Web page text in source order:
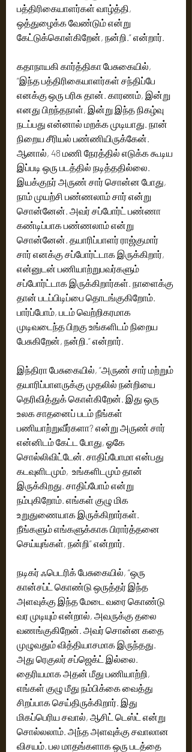
பத்திரிகையாளர்கள் வாழ்த்தி,
ஒத்துழைக்க வேண்டும் என்று
கேட்டுக்கொள்கிறேன், நன்றி.” என்றார்.
கதாநாயகி கார்த்திகா பேசுகையில்,
“இந்த பத்திரிகையாளர்கள் சந்திப்பே
எனக்கு ஒரு பரிசு தான். காரணம், இன்று
எனது பிறந்தநாள், இன்று இந்த நிகழ்வு
நடப்பது என்னால் மறக்க முடியாது. நான்
நிறைய சீரியல் பண்ணியிருக்கேன்.
ஆனால், 48 மணி நேரத்தில் எடுக்க கூடிய
இப்படி ஒரு படத்தில் நடித்ததில்லை.
இயக்குநர் அருண் சார் சொன்ன போது,
நாம் முயற்சி பண்ணலாம் சார் என்று
சொன்னேன். அவர் சப்போர்ட் பண்ணா
கண்டிப்பாக பண்ணலாம் என்று
சொன்னேன். தயாரிப்பாளர் ராஜ்குமார்
சார் எனக்கு சப்போர்ட்டாக இருக்கிறார்,
என்னுடன் பணியாற்றுபவர்களும்
சப்போர்ட்டாக இருக்கிறார்கள். நாளைக்கு
தான் படப்பிடிப்பை தொடங்குகிறோம்.
பார்ப்போம், படம் வெற்றிகரமாக
முடிவடைந்த பிறகு உங்களிடம் நிறைய
பேசுகிறேன், நன்றி.” என்றார்.
இந்திரா பேசுகையில், “அருண் சார் மற்றும்
தயாரிப்பாளருக்கு முதலில் நன்றியை
தெரிவித்துக் கொள்கிறேன். இது ஒரு
உலக சாதனைப் படம் நீங்கள்
பணியாற்றுவீர்களா? என்று அருண் சார்
என்னிடம் கேட்ட போது, ஓகே
சொல்லிவிட்டேன். சாதிப்போமா என்பது
கடவுளிடமும்,  உங்களிடமும் தான்
இருக்கிறது. சாதிப்போம் என்று
நம்புகிறோம். எங்கள் குழு மிக
உறுதுணையாக இருக்கிறார்கள்.
நீங்களும் எங்களுக்காக பிரார்த்தனை
செய்யுங்கள், நன்றி” என்றார்.
நடிகர் ஃபெடரிக் பேசுகையில், “ஒரு
கான்சப்ட் கொண்டு ஒருத்தர் இந்த
அளவுக்கு இந்த மேடை வரை கொண்டு
வர முடியும் என்றால், அவருக்கு தலை
வணங்குகிறேன். அவர் சொன்ன கதை
முழுவதும் வித்தியாசமாக இருந்தது.
அது ரெகுலர் சப்ஜெக்ட் இல்லை.
தைரியமாக அதன் மீது பணியாற்றி,
எங்கள் குழு மீது நம்பிக்கை வைத்து
சிறப்பாக செய்திருக்கிறார். இது
மிகப்பெரிய சவால், ஆசிட் டெஸ்ட் என்று
சொல்லலாம். அந்த அளவுக்கு சவாலான
விசயம். பல மாதங்களாக ஒரு படத்தை